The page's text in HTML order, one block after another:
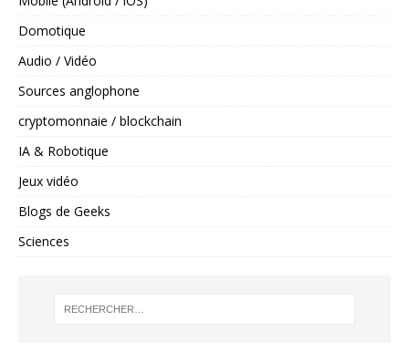
Domotique
Audio / Vidéo
Sources anglophone
cryptomonnaie / blockchain
IA & Robotique
Jeux vidéo
Blogs de Geeks
Sciences